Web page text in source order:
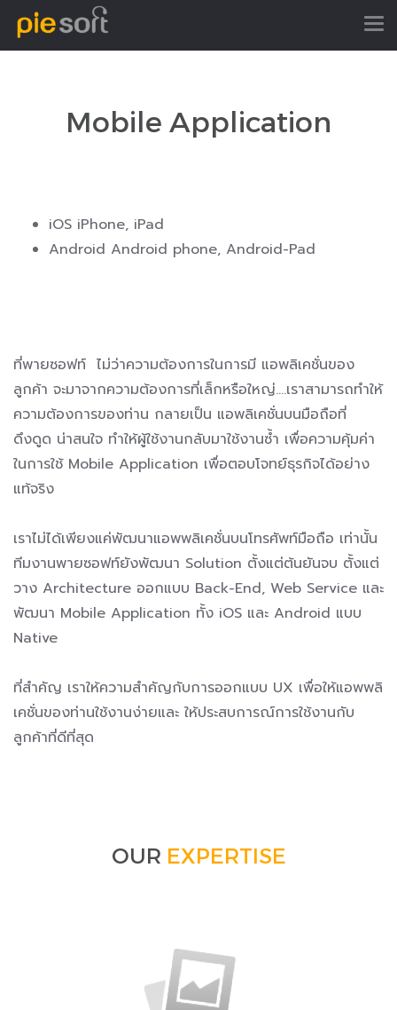
Mobile Application
iOS iPhone, iPad
Android Android phone, Android-Pad
ที่พายซอฟท์ ไม่ว่าความต้องการในการมี แอพลิเคชั่นของ
ลูกค้า จะมาจากความต้องการที่เล็กหรือใหญ่….เราสามารถทำให้
ความต้องการของท่าน กลายเป็น แอพลิเคชั่นบนมือถือที่
ดึงดูด น่าสนใจ ทำให้ผู้ใช้งานกลับมาใช้งานซ้ำ เพื่อความคุ้มค่า
ในการใช้ Mobile Application เพื่อตอบโจทย์ธุรกิจได้อย่าง
แท้จริง
เราไม่ได้เพียงแค่พัฒนาแอพพลิเคชั่นบนโทรศัพท์มือถือ เท่านั้น
ทีมงานพายซอฟท์ยังพัฒนา Solution ตั้งแต่ต้นยันจบ ตั้งแต่
วาง Architecture ออกแบบ Back-End, Web Service และ
พัฒนา Mobile Application ทั้ง iOS และ Android แบบ
Native
ที่สำคัญ เราให้ความสำคัญกับการออกแบบ UX เพื่อให้แอพพลิ
เคชั่นของท่านใช้งานง่ายและ ให้ประสบการณ์การใช้งานกับ
ลูกค้าที่ดีที่สุด
OUR EXPERTISE